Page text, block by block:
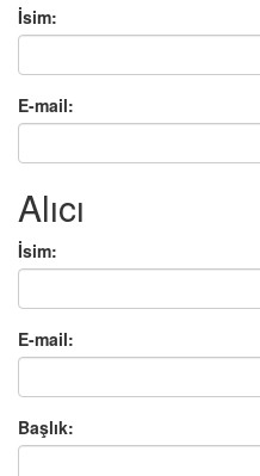
İsim:
E-mail:
Alıcı
İsim:
E-mail:
Başlık: